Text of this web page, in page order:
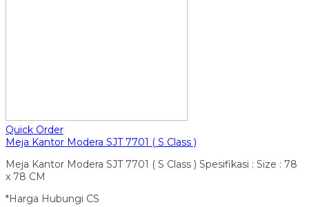
Quick Order
Meja Kantor Modera SJT 7701 ( S Class )
Meja Kantor Modera SJT 7701 ( S Class ) Spesifikasi : Size : 78
x 78 CM
*Harga Hubungi CS